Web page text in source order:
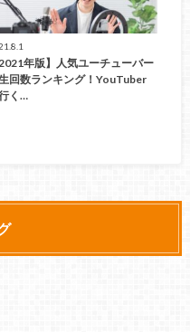
2021年版】人気ユーチューバー
回数ランキング！YouTuber
く…